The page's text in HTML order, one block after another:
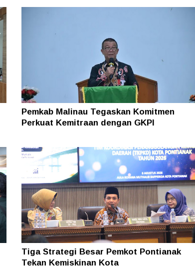
Di Tengah Efisiensi Anggaran, Pemprov
Kaltara Pastikan TPP ASN Tetap Dibayar
Pemkab Malinau Tegaskan Komitmen
Perkuat Kemitraan dengan GKPI
Tiga Strategi Besar Pemkot Pontianak
Tekan Kemiskinan Kota